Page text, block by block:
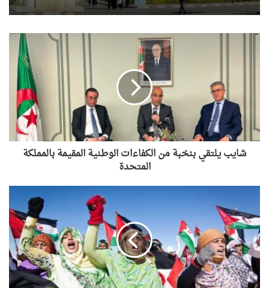
شايب
الوطنية
المقيمة
بالمملكة
المتحدة
شايب يلتقي بنخبة من الكفاءات الوطنية المقيمة بالمملكة
المتحدة
دولي
في
جنيف
لدعم
القضية
الصحراوية